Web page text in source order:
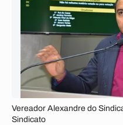
Vereador Alexandre do
Sindicato